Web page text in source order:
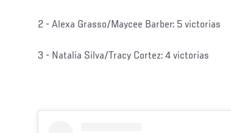
2 - Alexa Grasso/Maycee Barber: 5 victorias
3 - Natalia Silva/Tracy Cortez: 4 victorias